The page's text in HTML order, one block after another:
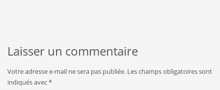
Laisser un commentaire
Votre adresse e-mail ne sera pas publiée. Les champs obligatoires sont
indiqués avec*